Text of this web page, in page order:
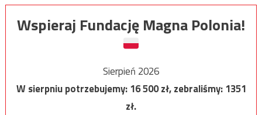
Wspieraj Fundację Magna Polonia!
Sierpień 2026
W sierpniu potrzebujemy:16 500zł, zebraliśmy:1351
zł.